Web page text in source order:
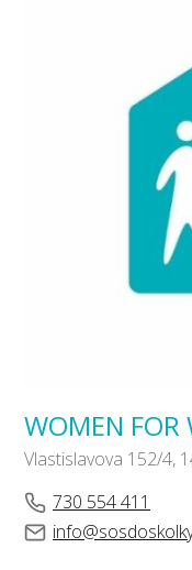
WOMEN
Vlastislavova 152/4,
730 554 411